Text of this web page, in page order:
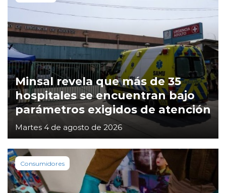
Minsal revela que más de 35
hospitales se encuentran bajo
parámetros exigidos de atención
Martes 4 de agosto de 2026
Consumidores